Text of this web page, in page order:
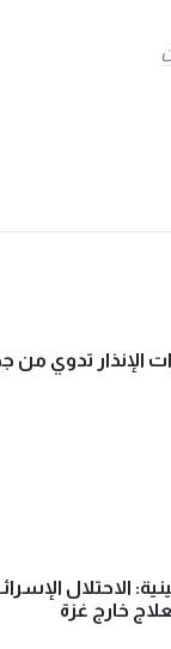
الإنذار تدوي من
الاحتلال
خارج غزة